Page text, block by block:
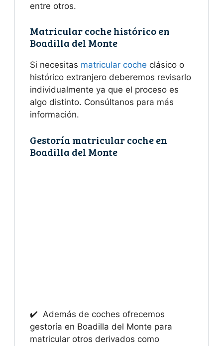
entre otros.
Matricular coche histórico en
Boadilla del Monte
Si necesitas matricular coche clásico o
histórico extranjero deberemos revisarlo
individualmente ya que el proceso es
algo distinto. Consúltanos para más
información.
Gestoría matricular coche en
Boadilla del Monte
✔️ Además de coches ofrecemos
gestoría en Boadilla del Monte para
matricular otros derivados como